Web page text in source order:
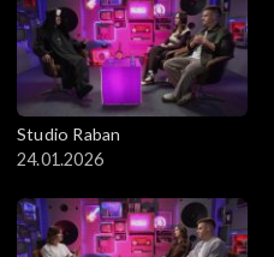
Studio Raban
24.01.2026